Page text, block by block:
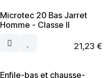
Microtec 20 Bas Jarret
Homme - Classe II
21,23 €
Enfile-bas et chausse-